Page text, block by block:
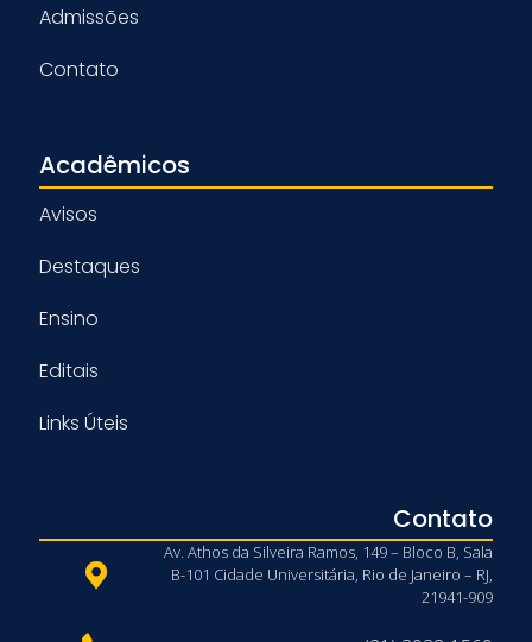
Admissões
Contato
Acadêmicos
Avisos
Destaques
Ensino
Editais
Links Úteis
Contato
Av. Athos da Silveira Ramos, 149 – Bloco B, Sala
B-101 Cidade Universitária, Rio de Janeiro – RJ,
21941-909